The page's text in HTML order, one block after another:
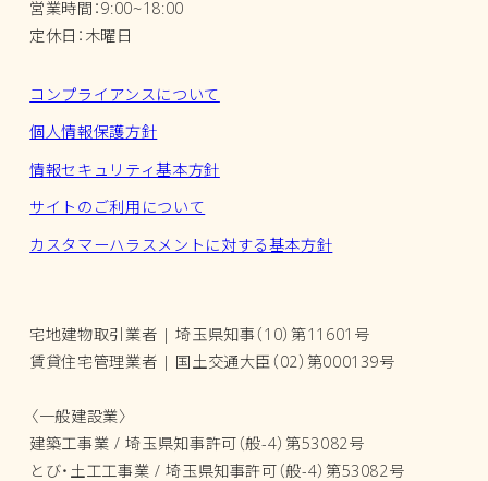
営業時間：9:00~18:00
定休日：木曜日
コンプライアンスについて
個人情報保護方針
情報セキュリティ基本方針
サイトのご利用について
カスタマーハラスメントに対する基本方針
宅地建物取引業者 | 埼玉県知事（10）第11601号
賃貸住宅管理業者 | 国土交通大臣（02）第000139号
〈一般建設業〉
建築工事業 / 埼玉県知事許可（般-4）第53082号
とび・土工工事業 / 埼玉県知事許可（般-4）第53082号